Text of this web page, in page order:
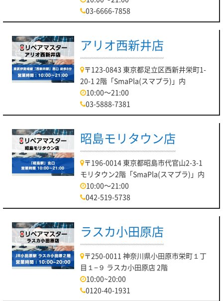
03-6666-7858
アリオ西新井店
〒123-0843 東京都足立区西新井栄町1-
20-1 2階「SmaPla(スマプラ)」内
10:00～21:00
03-5888-7381
昭島モリタウン店
〒196-0014 東京都昭島市代官山2-3-1
モリタウン2階「SmaPla(スマプラ)」内
10:00～21:00
042-519-5738
ラスカ小田原店
〒250-0011 神奈川県小田原市栄町１丁
目１−９ ラスカ小田原店 2階
10:00~20:00
0120-40-1931